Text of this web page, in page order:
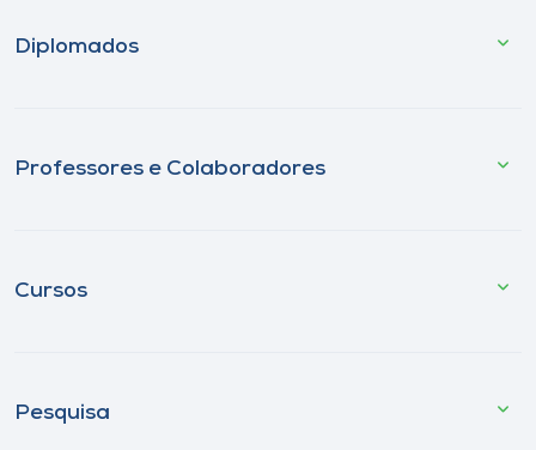
Diplomados
Professores e Colaboradores
Cursos
Pesquisa